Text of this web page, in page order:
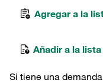
Agregar a la
Añadir a la
Si tiene una